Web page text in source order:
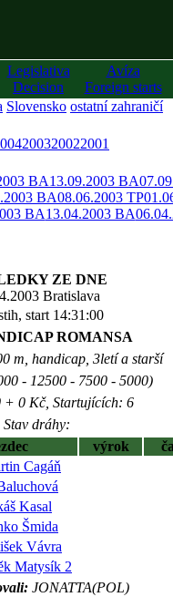
Legislativa
Decision
Avíza
Foreign starts
Slovensko ostatní zahraničí
200320022001
BA13.09.2003 BA
BA08.06.2003 TP
BA13.04.2003 BA
ZE DNE
Bratislava
start 14:31:00
ROMANSA
m, handicap, 3letí a starší
- 12500 - 7500 - 5000)
+ 0 Kč, Startujících: 6
Stav dráhy:
výrok
Cagáň
Kasal
Šmida
Vávra
Matysík 2
JONATTA(POL)